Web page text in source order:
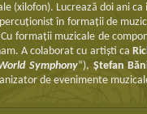
(xilofon). Lucrează doi ani
în formaţii de
formaţii muzicale de
A colaborat cu artiști ca
Symphony“), Ștefan
de evenimente